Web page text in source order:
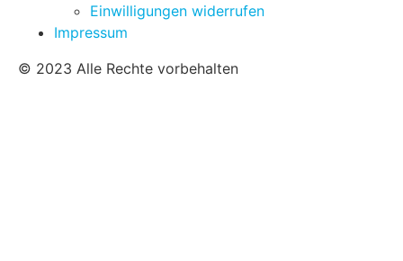
Einwilligungen widerrufen
Impressum
© 2023 Alle Rechte vorbehalten